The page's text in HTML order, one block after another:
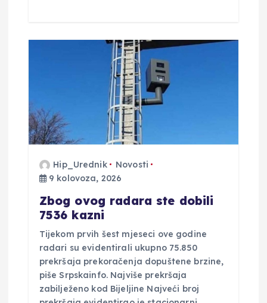
Hip_Urednik
Novosti
9 kolovoza, 2026
Zbog ovog radara ste dobili
7536 kazni
Tijekom prvih šest mjeseci ove godine
radari su evidentirali ukupno 75.850
prekršaja prekoračenja dopuštene brzine,
piše Srpskainfo. Najviše prekršaja
zabilježeno kod Bijeljine Najveći broj